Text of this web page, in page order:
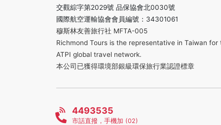
交觀綜字第2029號 品保協會北0030號
國際航空運輸協會會員編號：34301061
穆斯林友善旅行社 MFTA-005
Richmond Tours is the representative in Taiwan for
ATPI global travel network.
本公司已獲得環境部銀級環保旅行業認證標章
4493535
市話直撥，手機加 (02)